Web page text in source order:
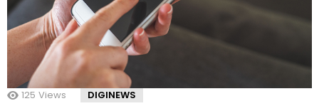
125 Views DIGINEWS